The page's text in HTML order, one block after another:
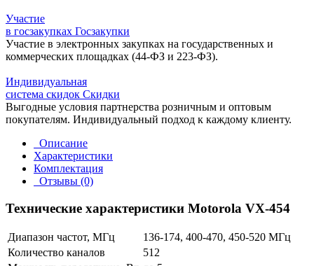
Участие
в госзакупках Госзакупки
Участие в электронных закупках на государственных и
коммерческих площадках (44-ФЗ и 223-ФЗ).
Индивидуальная
система скидок Скидки
Выгодные условия партнерства розничным и оптовым
покупателям. Индивидуальный подход к каждому клиенту.
Описание
Характеристики
Комплектация
Отзывы (0)
Технические характеристики Motorola VX-454
Диапазон частот, МГц
136-174, 400-470, 450-520 МГц
Количество каналов
512